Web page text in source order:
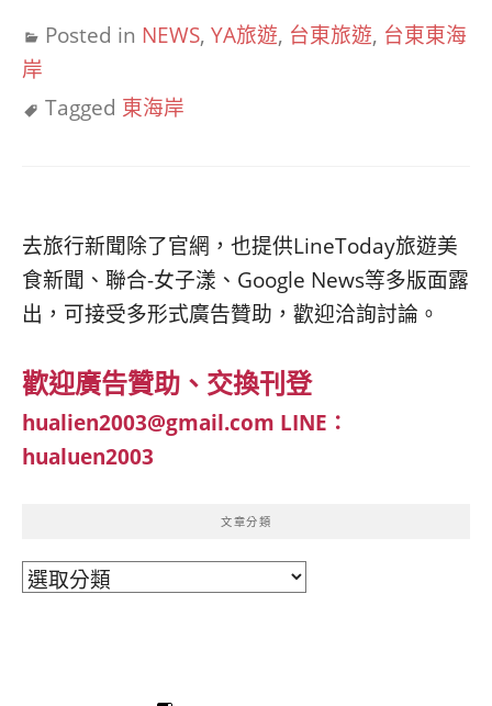
Posted in NEWS, YA旅遊, 台東旅遊, 台東東海
岸
Tagged 東海岸
去旅行新聞除了官網，也提供LineToday旅遊美
食新聞、聯合-女子漾、Google News等多版面露
出，可接受多形式廣告贊助，歡迎洽詢討論。
歡迎廣告贊助、交換刊登
hualien2003@gmail.com LINE：
hualuen2003
文章分類
文